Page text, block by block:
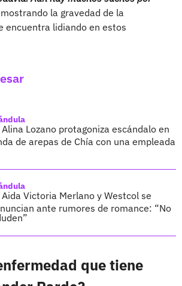
la gravedad de la
encuentra lidiando en estos
Alina Lozano protagoniza escándalo en
de arepas de Chía con una empleada
Aida Victoria Merlano y Westcol se
ante rumores de romance: “No
que tiene